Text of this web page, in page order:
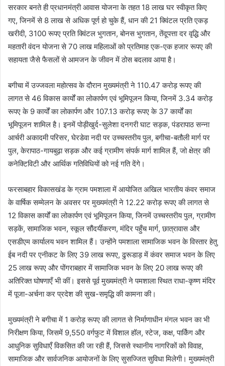
सरकार बनते ही प्रधानमंत्री आवास योजना के तहत 18 लाख घर स्वीकृत किए
गए, जिनमें से 8 लाख से अधिक पूर्ण हो चुके हैं, धान की 21 क्विंटल प्रति एकड़
खरीदी, 3100 रूपए प्रति क्विंटल भुगतान, बोनस भुगतान, तेंदूपत्ता दर वृद्धि और
महतारी वंदन योजना से 70 लाख महिलाओं को प्रतिमाह एक-एक हजार रूपए की
सहायता जैसे फैसलों से आमजन के जीवन में ठोस बदलाव आया है।
बगीचा में उज्जवला महोत्सव के दौरान मुख्यमंत्री ने 110.47 करोड़ रूपए की
लागत से 46 विकास कार्यों का लोकार्पण एवं भूमिपूजन किया, जिनमें 3.34 करोड़
रूपए के 9 कार्यों का लोकार्पण और 107.13 करोड़ रूपए के 37 कार्यों का
भूमिपूजन शामिल है। इनमें पोड़ीखुर्द-सुलेशा दनगरी घाट सड़क, पंडरापाठ सन्ना
आर्चरी अकादमी परिसर, घेरडेवा नदी पर उच्चस्तरीय पुल, बगीचा-बतौली मार्ग पर
पुल, केरापाठ-गायबुढ़ा सड़क और कई ग्रामीण संपर्क मार्ग शामिल हैं, जो क्षेत्र की
कनेक्टिविटी और आर्थिक गतिविधियों को नई गति देंगे।
फरसाबहार विकासखंड के ग्राम पमशाला में आयोजित अखिल भारतीय कंवर समाज
के वार्षिक सम्मेलन के अवसर पर मुख्यमंत्री ने 12.22 करोड़ रूपए की लागत से
12 विकास कार्यों का लोकार्पण एवं भूमिपूजन किया, जिनमें उच्चस्तरीय पुल, ग्रामीण
सड़कें, सामाजिक भवन, स्कूल सौंदर्यीकरण, मंदिर पहुँच मार्ग, छात्रावास और
एसडीएम कार्यालय भवन शामिल हैं। उन्होंने पमशाला सामाजिक भवन के विस्तार हेतु
ईब नदी पर एनीकट के लिए 39 लाख रूपए, ढुरूडाड़ में कंवर समाज भवन के लिए
25 लाख रूपए और पोंगराबहार में सामाजिक भवन के लिए 20 लाख रूपए की
अतिरिक्त घोषणाएँ भी कीं। इससे पूर्व मुख्यमंत्री ने पमशाला स्थित राधा-कृष्ण मंदिर
में पूजा-अर्चना कर प्रदेश की सुख-समृद्धि की कामना की।
मुख्यमंत्री ने बगीचा में 1 करोड़ रूपए की लागत से निर्माणाधीन मंगल भवन का भी
निरीक्षण किया, जिसमें 9,550 वर्गफुट में विशाल हॉल, स्टेज, कक्ष, पार्किंग और
आधुनिक सुविधाएँ विकसित की जा रही हैं, जिससे स्थानीय नागरिकों को विवाह,
सामाजिक और सार्वजनिक आयोजनों के लिए सुसज्जित सुविधा मिलेगी। मुख्यमंत्री